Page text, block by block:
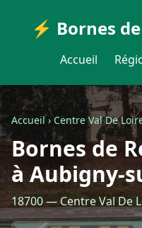
⚡ Bornes
Accueil
Accueil›Centre Val De
Bornes de
à Aubigny-
18700 — Centre Val De